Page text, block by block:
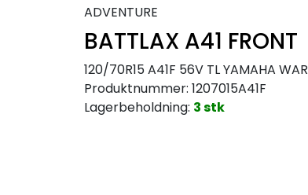
ADVENTURE
BATTLAX A41 FRONT
120/70R15 A41F 56V TL YAMAHA WAR
Produktnummer: 1207015A41F
Lagerbeholdning: 3 stk